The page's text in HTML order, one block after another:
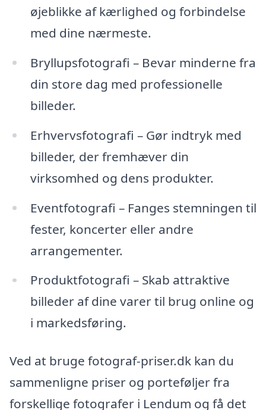
øjeblikke af kærlighed og forbindelse
med dine nærmeste.
Bryllupsfotografi – Bevar minderne fra
din store dag med professionelle
billeder.
Erhvervsfotografi – Gør indtryk med
billeder, der fremhæver din
virksomhed og dens produkter.
Eventfotografi – Fanges stemningen til
fester, koncerter eller andre
arrangementer.
Produktfotografi – Skab attraktive
billeder af dine varer til brug online og
i markedsføring.
Ved at bruge fotograf-priser.dk kan du
sammenligne priser og porteføljer fra
forskellige fotografer i Lendum og få det